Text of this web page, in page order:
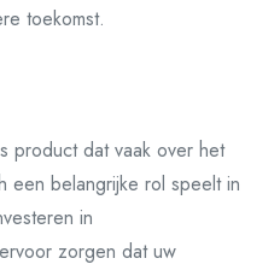
toekomst.
product dat vaak over het
een belangrijke rol speelt in
in
zorgen dat uw